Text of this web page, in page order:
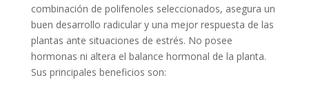
combinación de polifenoles seleccionados, asegura un
buen desarrollo radicular y una mejor respuesta de las
plantas ante situaciones de estrés. No posee
hormonas ni altera el balance hormonal de la planta.
Sus principales beneficios son: